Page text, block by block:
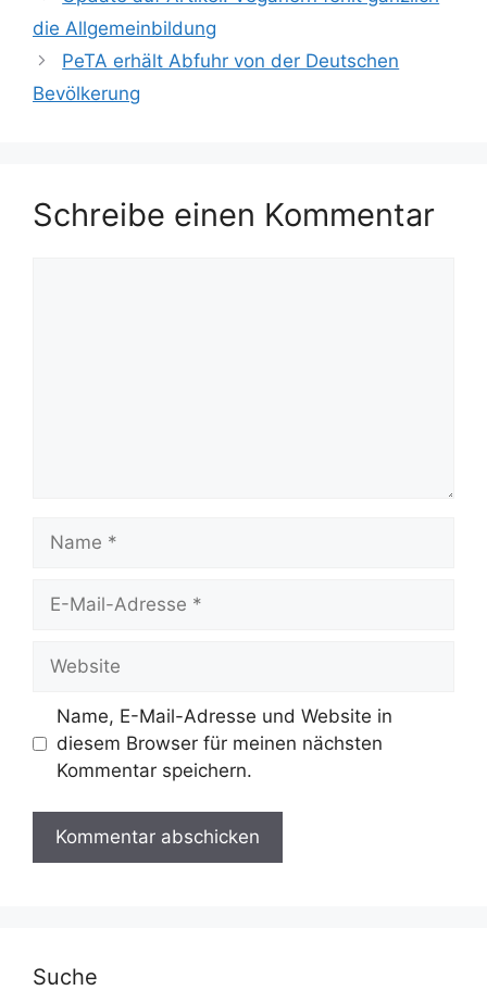
die Allgemeinbildung
PeTA erhält Abfuhr von der Deutschen
Bevölkerung
Schreibe einen Kommentar
Mail-
Name, E-Mail-Adresse und Website in
diesem Browser für meinen nächsten
Kommentar speichern.
Suche